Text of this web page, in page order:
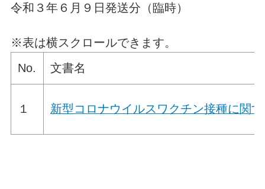
令和３年６月９日発送分（臨時）
※表は横スクロールできます。
No.
文書名
１ 新型コロナウイルスワクチン接種に関